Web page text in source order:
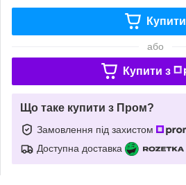
Купити
або
Купити з
Що таке купити з Пром?
Замовлення під захистом
Доступна доставка